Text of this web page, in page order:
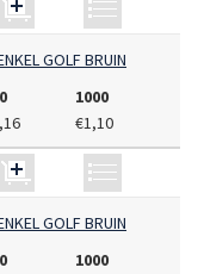
GOLF BRUIN
1000
€1,10
GOLF BRUIN
1000